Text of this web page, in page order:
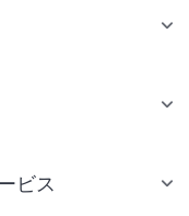
ビス